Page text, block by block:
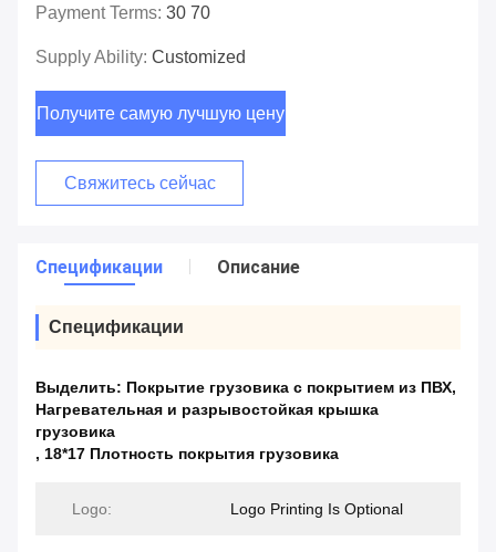
Payment Terms: 30 70
Supply Ability: Customized
Получите самую лучшую цену
Свяжитесь сейчас
Спецификации Описание
Спецификации
Выделить: Покрытие грузовика с покрытием из ПВХ,
Нагревательная и разрывостойкая крышка
грузовика
, 18*17 Плотность покрытия грузовика
Logo: Logo Printing Is Optional